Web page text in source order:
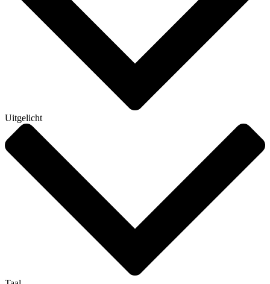
Uitgelicht